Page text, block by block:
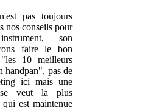
pas toujours
nos conseils pour
son
faire le bon
10 meilleurs
handpan", pas de
ici mais une
se veut la plus
qui est maintenue